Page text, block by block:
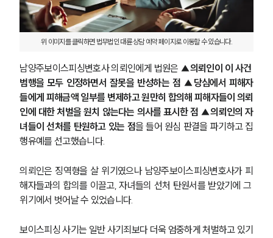
위 이미지를 클릭하면 법무법인 대륜 상담 예약 페이지로 이동할 수 있습니다.
남양주보이스피싱변호사 의뢰인에게 법원은 ▲의뢰인이 이 사건
범행을 모두 인정하면서 잘못을 반성하는 점 ▲당심에서 피해자
들에게 피해금액 일부를 변제하고 원만히 합의해 피해자들이 의뢰
인에 대한 처벌을 원치 않는다는 의사를 표시한 점 ▲의뢰인의 자
녀들이 선처를 탄원하고 있는 점을 들어 원심 판결을 파기하고 집
행유예를 선고했습니다.
의뢰인은 징역형을 살 위기였으나 남양주보이스피싱변호사가 피
해자들과의 합의를 이끌고, 자녀들의 선처 탄원서를 받았기에 그
위기에서 벗어날 수 있었습니다.
보이스피싱 사기는 일반 사기죄보다 더욱 엄중하게 처벌하고 있기